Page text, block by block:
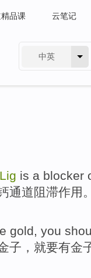
品课 云笔记
中英
Lig is a blocker
通道阻滞作用
gold, you
子 ，就要有金